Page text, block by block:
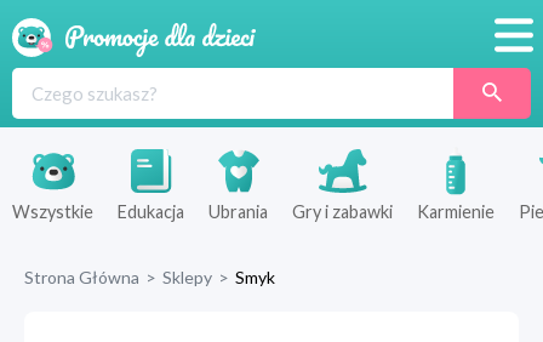
Produkty
Sklepy
Wszystkie Edukacja Ubrania Gry i zabawki Karmienie
Strona Główna > Sklepy > Smyk